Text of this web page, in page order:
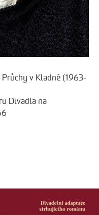
v Kladně (1963-
Divadla na